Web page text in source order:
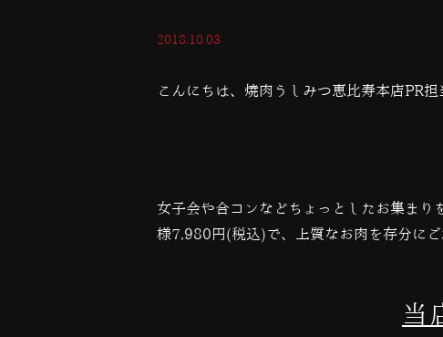
2018.10.03
こんにちは、焼肉うしみつ恵比寿本店PR担
女子会や合コンなどちょっとしたお集ま
様7,980 円(税込)で、上質なお肉を存分に
当